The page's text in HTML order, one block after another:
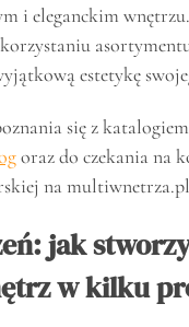
i eleganckim
estetykę
się z
oraz do czekania na
na
jak
w kilku